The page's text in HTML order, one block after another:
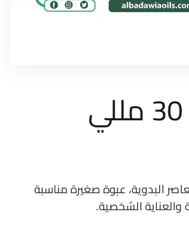
من معاصر البدوية، عبوة صغيرة مناسبة
والعناية الشخصية.